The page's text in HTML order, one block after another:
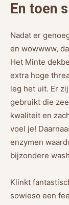
En toen
Nadat er
en wowwww,
Het Minte
extra hoge
leg het uit. Er
gebruikt die
kwaliteit en
voel je!
enzymen
bijzondere
Klinkt
sowieso een